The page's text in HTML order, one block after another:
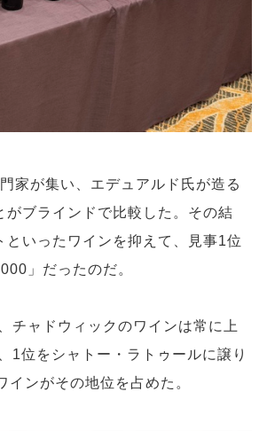
家が集い、エデュアルド氏が造る
ブラインドで比較した。その結
いったワインを抑えて、見事1位
」だったのだ。
チャドウィックのワインは常に上
1位をシャトー・ラトゥールに譲り
ンがその地位を占めた。